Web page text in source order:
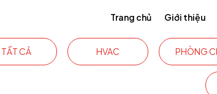
Trang chủ Giới thiệu
TẤT CẢ HVAC PHÒNG